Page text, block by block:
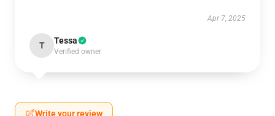
Apr 7, 2025
T Tessa
Verified owner
Write your review